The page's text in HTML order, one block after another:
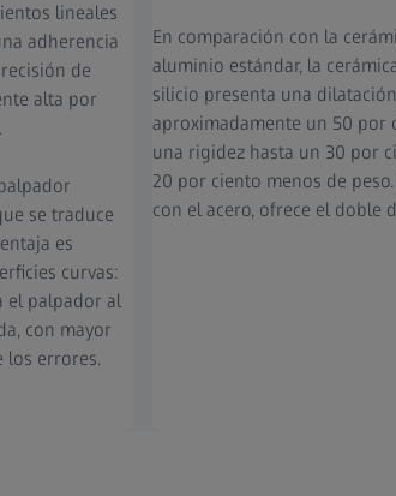
lineales
adherencia
de
alta por
se traduce
es
curvas:
el palpador al
con mayor
los errores.
En comparación con la
aluminio estándar, la
silicio presenta una
aproximadamente un 50 por
una rigidez hasta un 30 por
20 por ciento menos de
con el acero, ofrece el doble